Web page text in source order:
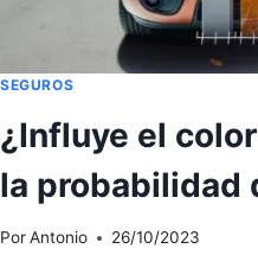
SEGUROS
¿Influye el
la probabilidad
PorAntonio 26/10/2023